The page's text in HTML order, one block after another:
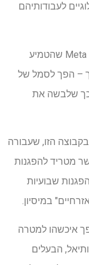
לעבודותיהם
כשגוגל גלאס – מבשר מוקדם של Meta Ray-Bans שהטמיע
– הפך לסמל של
כך שלבשה את
הזו, שעבורה
מטריד להפגנות
החלו בהפגנות שבועיות
איכשהו למטרה
הבעלים